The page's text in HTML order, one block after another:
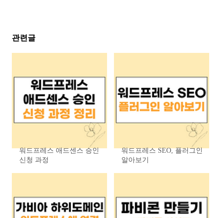
관련글
워드프레스 애드센스 승인
신청 과정
워드프레스 SEO, 플러그인
알아보기